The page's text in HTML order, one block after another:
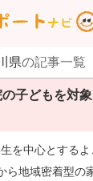
県の記事一覧
子どもを対
を中心とする
ら地域密着型